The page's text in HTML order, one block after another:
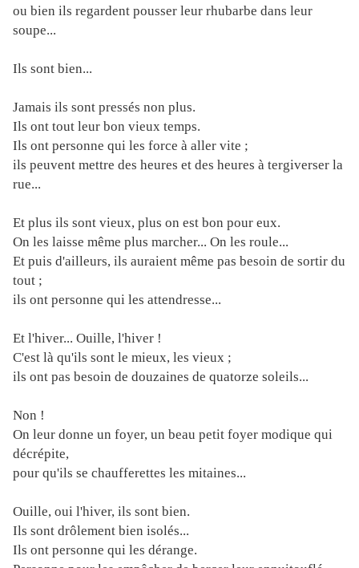
ou bien ils regardent pousser leur rhubarbe dans leur
soupe...
Ils sont bien...
Jamais ils sont pressés non plus.
Ils ont tout leur bon vieux temps.
Ils ont personne qui les force à aller vite ;
ils peuvent mettre des heures et des heures à tergiverser la
rue...
Et plus ils sont vieux, plus on est bon pour eux.
On les laisse même plus marcher... On les roule...
Et puis d'ailleurs, ils auraient même pas besoin de sortir du
tout ;
ils ont personne qui les attendresse...
Et l'hiver... Ouille, l'hiver !
C'est là qu'ils sont le mieux, les vieux ;
ils ont pas besoin de douzaines de quatorze soleils...
Non !
On leur donne un foyer, un beau petit foyer modique qui
décrépite,
pour qu'ils se chaufferettes les mitaines...
Ouille, oui l'hiver, ils sont bien.
Ils sont drôlement bien isolés...
Ils ont personne qui les dérange.